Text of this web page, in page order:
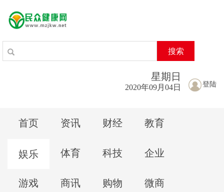
搜索
登陆
星期 日
2020年09月04日
首页 资讯 财经 教育
娱乐 体育 科技 企业
游戏 商讯 购物 微商